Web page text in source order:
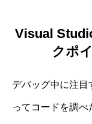
Visual
クポ
デバッグ中に注目
ってコードを調